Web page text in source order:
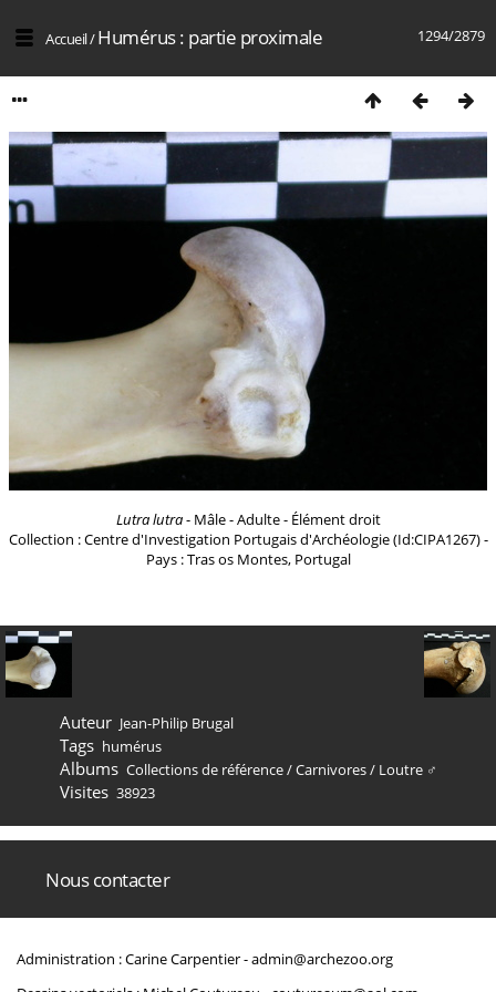
1294/2879
Accueil/Humérus : partie proximale
Lutra lutra- Mâle - Adulte - Élément droit
Collection : Centre d'Investigation Portugais d'Archéologie (Id:CIPA1267) -
Pays : Tras os Montes, Portugal
Auteur Jean-Philip Brugal
Tags humérus
Albums Collections de référence/Carnivores/ Loutre ♂
Visites 38923
Nous contacter
Administration : Carine Carpentier -admin@archezoo.org